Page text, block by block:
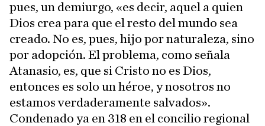
pues, un demiurgo, «es decir, aquel a quien
Dios crea para que el resto del mundo sea
creado. No es, pues, hijo por naturaleza, sino
por adopción. El problema, como señala
Atanasio, es, que si Cristo no es Dios,
entonces es solo un héroe, y nosotros no
estamos verdaderamente salvados».
Condenado ya en 318 en el concilio regional